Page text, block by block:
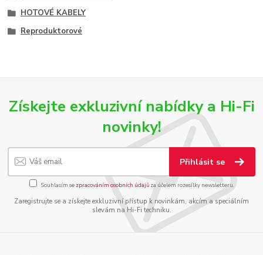
HOTOVÉ KABELY
Reproduktorové
Získejte exkluzivní nabídky a Hi-Fi
novinky!
Přihlásit se
Souhlasím se zpracováním osobních údajůza účelem rozesílky newsletteru.
Zaregistrujte se a získejte exkluzivní přístup k novinkám, akcím a speciálním
slevám na Hi-Fi techniku.